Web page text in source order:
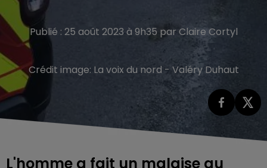
Publié : 25 août 2023 à 9h35 par Claire Cortyl
Crédit image: La voix du nord - Valéry Duhaut
L'homme a fait un malaise au